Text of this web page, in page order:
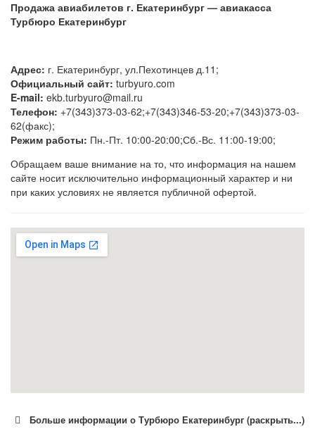
Продажа авиабилетов г. Екатеринбург — авиакасса
Турбюро Екатеринбург
Адрес: г. Екатеринбург, ул.Пехотинцев д.11;
Официальный сайт: turbyuro.com
E-mail: ekb.turbyuro@mail.ru
Телефон: +7(343)373-03-62;+7(343)346-53-20;+7(343)373-03-
62(факс);
Режим работы: Пн.-Пт. 10:00-20:00;Сб.-Вс. 11:00-19:00;
Обращаем ваше внимание на то, что информация на нашем
сайте носит исключительно информационный характер и ни
при каких условиях не является публичной офертой.
Больше информации о Турбюро Екатеринбург (раскрыть...)